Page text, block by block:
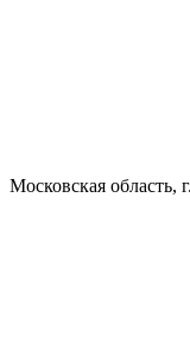
Московская область,